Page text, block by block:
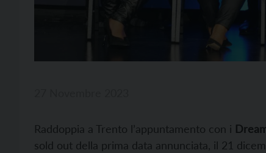
Raddoppia a Trento l’appuntamento con i
sold out della prima data annunciata, il 21